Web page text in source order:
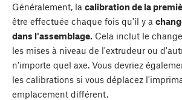
Généralement, la calibration de la
être effectuée chaque fois qu'il y a
dans l'assemblage. Cela inclut le
les mises à niveau de l'extrudeur ou
n'importe quel axe. Vous devriez
les calibrations si vous déplacez
emplacement différent.